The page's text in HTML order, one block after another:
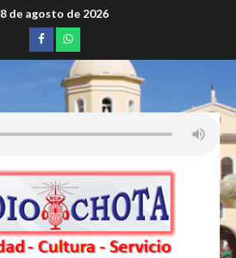
8 de agosto de 2026
Facebookwhatsapp